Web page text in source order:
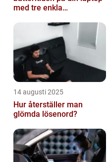
med tre enkla
14 augusti 2025
Hur återställer man
glömda lösenord?